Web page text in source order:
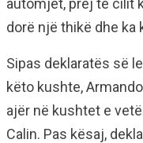
automjet, prej të cilit
dorë një thikë dhe ka
Sipas deklaratës së
këto kushte,
ajër në kushtet e
Calin. Pas kësaj,